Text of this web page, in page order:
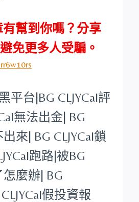
有幫到你嗎？分享
免更多人受騙。
平台|BG CLJYCal評
無法出金| BG
出來| BG CLJYCal鎖
跑路|被BG
怎麼辦| BG
假投資報